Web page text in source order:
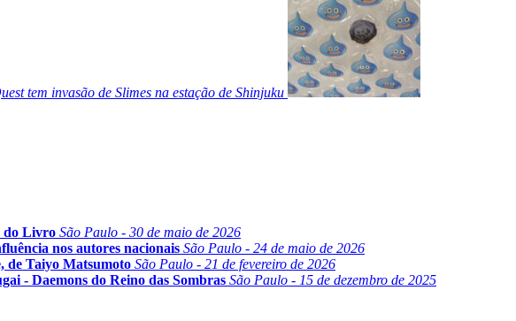
tem invasão de Slimes na estação de Shinjuku
do Livro São Paulo - 30 de maio de 2026
nos autores nacionais São Paulo - 24 de maio de 2026
de Taiyo Matsumoto São Paulo - 21 de fevereiro de 2026
- Daemons do Reino das Sombras São Paulo - 15 de dezembro de 2025